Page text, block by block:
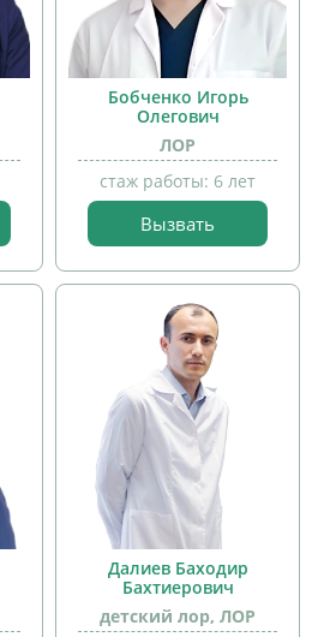
прием
детей
Бобченко Игорь
Олегович
ЛОР
стаж работы: 6 лет
Вызвать
Далиев Баходир
Бахтиерович
детский лор, ЛОР